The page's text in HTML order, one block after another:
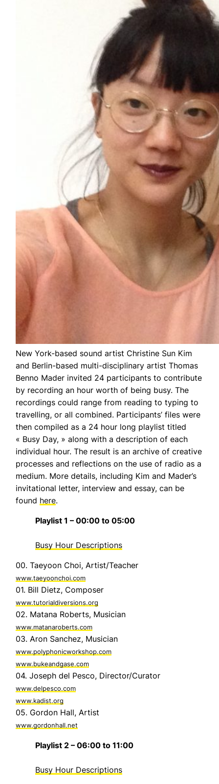
New York-based sound artist Christine Sun Kim
and Berlin-based multi-disciplinary artist Thomas
Benno Mader invited 24 participants to contribute
by recording an hour worth of being busy. The
recordings could range from reading to typing to
travelling, or all combined. Participants’ files were
then compiled as a 24 hour long playlist titled
« Busy Day, » along with a description of each
individual hour. The result is an archive of creative
processes and reflections on the use of radio as a
medium. More details, including Kim and Mader’s
invitational letter, interview and essay, can be
found here.
Playlist 1 – 00:00 to 05:00
Busy Hour Descriptions
00. Taeyoon Choi, Artist/Teacher
www.taeyoonchoi.com
01. Bill Dietz, Composer
www.tutorialdiversions.org
02. Matana Roberts, Musician
www.matanaroberts.com
03. Aron Sanchez, Musician
www.polyphonicworkshop.com
www.bukeandgase.com
04. Joseph del Pesco, Director/Curator
www.delpesco.com
www.kadist.org
05. Gordon Hall, Artist
www.gordonhall.net
Playlist 2 – 06:00 to 11:00
Busy Hour Descriptions